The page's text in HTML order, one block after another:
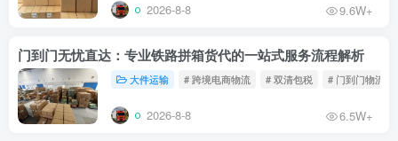
2026-8-8 9.6W+
门到门无忧直达：专业铁路拼箱货代的一站式服务流程解析
大件运输 # 跨境电商物流 # 双清包税 # 门到门物流
2026-8-8 6.5W+